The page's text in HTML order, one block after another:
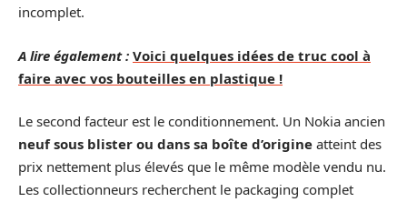
incomplet.
A lire également : Voici quelques idées de truc cool à
faire avec vos bouteilles en plastique !
Le second facteur est le conditionnement. Un Nokia ancien
neuf sous blister ou dans sa boîte d’origine atteint des
prix nettement plus élevés que le même modèle vendu nu.
Les collectionneurs recherchent le packaging complet